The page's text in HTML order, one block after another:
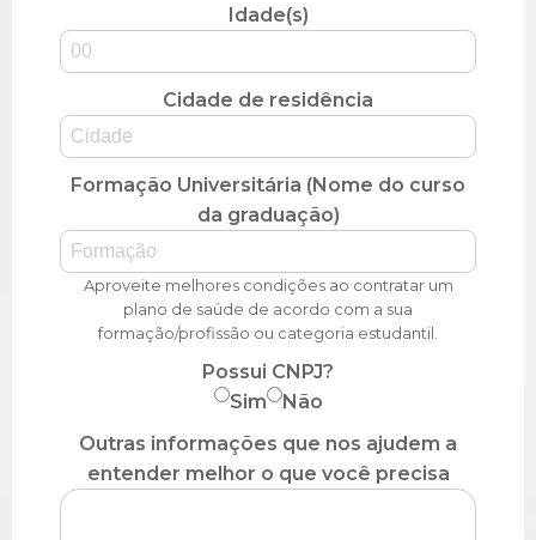
Idade(s)
Cidade de residência
Formação Universitária (Nome do curso
da graduação)
Aproveite melhores condições ao contratar um
plano de saúde de acordo com a sua
formação/profissão ou categoria estudantil.
Possui CNPJ?
Sim
Não
Outras informações que nos ajudem a
entender melhor o que você precisa